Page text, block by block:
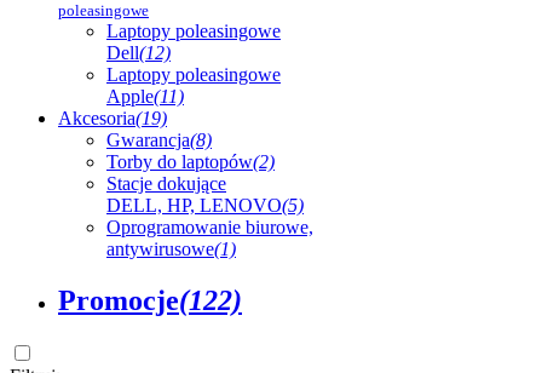
poleasingowe
Laptopy poleasingowe
Dell(12)
Laptopy poleasingowe
Apple(11)
Akcesoria(19)
Gwarancja(8)
Torby do laptopów(2)
Stacje dokujące
DELL, HP, LENOVO(5)
Oprogramowanie biurowe,
antywirusowe(1)
Promocje(122)